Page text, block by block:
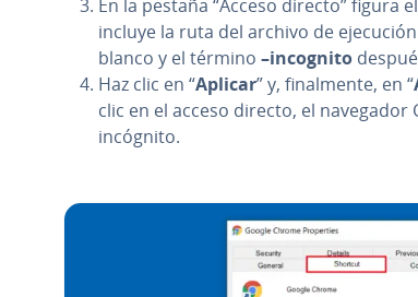
En la pestaña “Acceso directo” figura
incluye la ruta del archivo de
blanco y el término –incognito
Haz clic en “Aplicar” y, fi­na­l­me­n­te, en “
clic en el acceso directo, el
incógnito.